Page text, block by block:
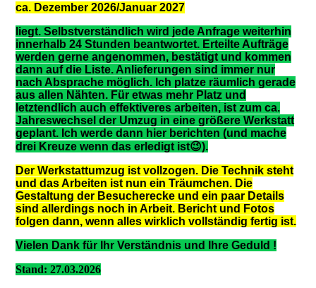
ca. Dezember 2026/Januar 2027
liegt. Selbstverständlich wird jede Anfrage weiterhin
innerhalb 24 Stunden beantwortet. Erteilte Aufträge
werden gerne angenommen, bestätigt und kommen
dann auf die Liste. Anlieferungen sind immer nur
nach Absprache möglich. Ich platze räumlich gerade
aus allen Nähten. Für etwas mehr Platz und
letztendlich auch effektiveres arbeiten, ist zum ca.
Jahreswechsel der Umzug in eine größere Werkstatt
geplant. Ich werde dann hier berichten (und mache
drei Kreuze wenn das erledigt ist😉).
Der Werkstattumzug ist vollzogen. Die Technik steht
und das Arbeiten ist nun ein Träumchen. Die
Gestaltung der Besucherecke und ein paar Details
sind allerdings noch in Arbeit. Bericht und Fotos
folgen dann, wenn alles wirklich vollständig fertig ist.
Vielen Dank für Ihr Verständnis und Ihre Geduld !
Stand: 27.03.2026